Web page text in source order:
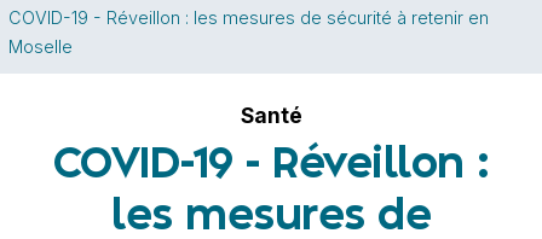
COVID-19 - Réveillon : les mesures de sécurité à retenir en
Moselle
Santé
COVID-19 - Réveillon :
les mesures de